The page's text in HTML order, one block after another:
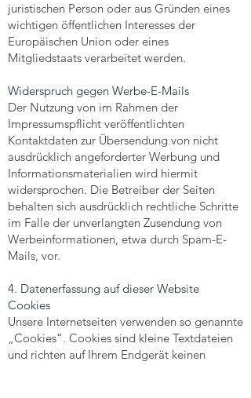
juristischen Person oder aus Gründen eines
wichtigen öffentlichen Interesses der
Europäischen Union oder eines
Mitgliedstaats verarbeitet werden.
Widerspruch gegen Werbe-E-Mails
Der Nutzung von im Rahmen der
Impressumspflicht veröffentlichten
Kontaktdaten zur Übersendung von nicht
ausdrücklich angeforderter Werbung und
Informationsmaterialien wird hiermit
widersprochen. Die Betreiber der Seiten
behalten sich ausdrücklich rechtliche Schritte
im Falle der unverlangten Zusendung von
Werbeinformationen, etwa durch Spam-E-
Mails, vor.
4. Datenerfassung auf dieser Website
Cookies
Unsere Internetseiten verwenden so genannte
„Cookies“. Cookies sind kleine Textdateien
und richten auf Ihrem Endgerät keinen